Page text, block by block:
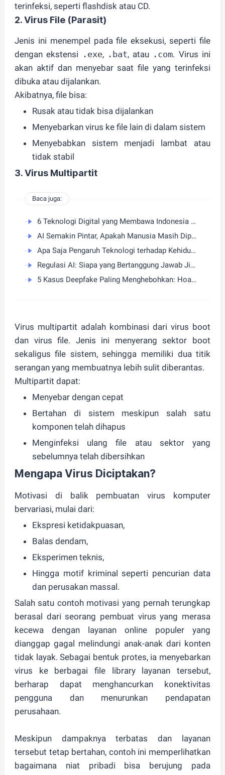
terinfeksi, seperti flashdisk atau CD.
2.Virus File (Parasit)
Jenis ini menempel pada file eksekusi, seperti file
dengan ekstensi
.exe, .bat, atau .com. Virus ini
akan aktif dan menyebar saat file yang terinfeksi
dibuka atau dijalankan.
Akibatnya, file bisa:
Rusak atau tidak bisa dijalankan
Menyebarkan virus ke file lain di dalam sistem
Menyebabkan sistem menjadi lambat atau
tidak stabil
3.Virus Multipartit
Baca juga:
6 Teknologi Digital yang Membawa Indonesia Menjadi Kekuatan Asia
AI Semakin Pintar, Apakah Manusia Masih Diperlukan?
Apa Saja Pengaruh Teknologi terhadap Kehidupan Sehari-hari
Regulasi AI: Siapa yang Bertanggung Jawab Jika AI Salah?
5 Kasus Deepfake Paling Menghebohkan: Hoaks dan Penipuan Uang
Virus multipartit adalah kombinasi dari virus boot
dan virus file. Jenis ini menyerang sektor boot
sekaligus file sistem, sehingga memiliki dua titik
serangan yang membuatnya lebih sulit diberantas.
Multipartit dapat:
Menyebar dengan cepat
Bertahan di sistem meskipun salah satu
komponen telah dihapus
Menginfeksi ulang file atau sektor yang
sebelumnya telah dibersihkan
Mengapa Virus Diciptakan?
Motivasi di balik pembuatan virus komputer
bervariasi, mulai dari:
Ekspresi ketidakpuasan,
Balas dendam,
Eksperimen teknis,
Hingga motif kriminal seperti pencurian data
dan perusakan massal.
Salah satu contoh motivasi yang pernah terungkap
berasal dari seorang pembuat virus yang merasa
kecewa dengan layanan online populer yang
dianggap gagal melindungi anak-anak dari konten
tidak layak. Sebagai bentuk protes, ia menyebarkan
virus ke berbagai file library layanan tersebut,
berharap dapat menghancurkan konektivitas
pengguna dan menurunkan pendapatan
perusahaan.
Meskipun dampaknya terbatas dan layanan
tersebut tetap bertahan, contoh ini memperlihatkan
bagaimana niat pribadi bisa berujung pada